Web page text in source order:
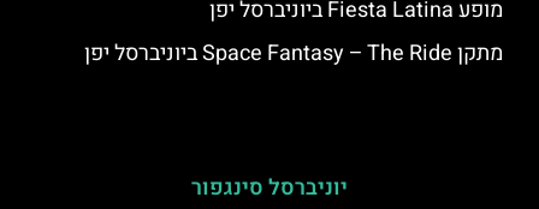
מופע Fiesta Latina ביוניברסל יפן
מתקן Space Fantasy – The Ride ביוניברסל יפן
יוניברסל סינגפור